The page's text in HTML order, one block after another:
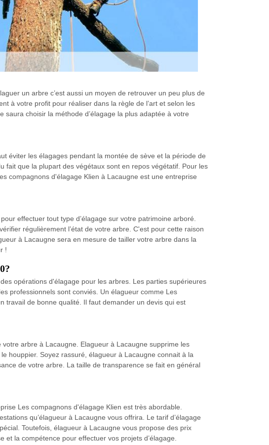
un arbre c’est aussi un moyen de retrouver un peu plus de
à votre profit pour réaliser dans la règle de l’art et selon les
choisir la méthode d’élagage la plus adaptée à votre
éviter les élagages pendant la montée de sève et la période de
fait que la plupart des végétaux sont en repos végétatif. Pour les
compagnons d'élagage Klien à Lacaugne est une entreprise
effectuer tout type d’élagage sur votre patrimoine arboré.
régulièrement l’état de votre arbre. C'est pour cette raison
à Lacaugne sera en mesure de tailler votre arbre dans la
!
opérations d'élagage pour les arbres. Les parties supérieures
professionnels sont conviés. Un élagueur comme Les
travail de bonne qualité. Il faut demander un devis qui est
arbre à Lacaugne. Elagueur à Lacaugne supprime les
houppier. Soyez rassuré, élagueur à Lacaugne connait à la
de votre arbre. La taille de transparence se fait en général
Les compagnons d'élagage Klien est très abordable.
qu’élagueur à Lacaugne vous offrira. Le tarif d’élagage
Toutefois, élagueur à Lacaugne vous propose des prix
et la compétence pour effectuer vos projets d’élagage.